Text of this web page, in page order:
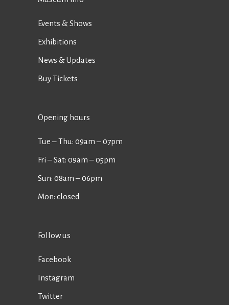
Events & Shows
Exhibitions
News & Updates
Buy Tickets
Opening hours
Tue ‒ Thu: 09am ‒ 07pm
Fri ‒ Sat: 09am ‒ 05pm
Sun: 08am ‒ 06pm
Mon: closed
Follow us
Facebook
Instagram
Twitter